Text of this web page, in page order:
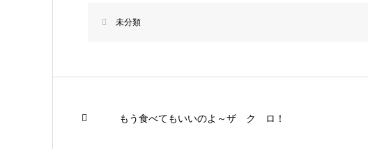
未分類
もう食べてもいいのよ～ザ ク ロ！